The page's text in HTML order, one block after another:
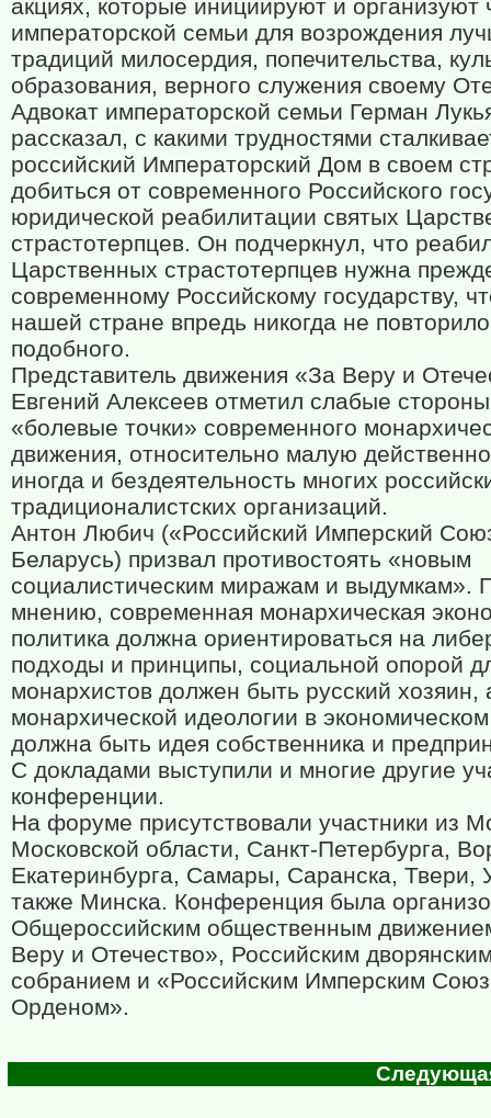
акциях, которые инициируют и организуют
императорской семьи для возрождения
традиций милосердия, попечительства,
образования, верного служения своему
Адвокат императорской семьи Герман
рассказал, с какими трудностями
российский Императорский Дом в своем
добиться от современного Российского
юридической реабилитации святых
страстотерпцев. Он подчеркнул, что
Царственных страстотерпцев нужна
современному Российскому государству,
нашей стране впредь никогда не
подобного.
Представитель движения «За Веру и
Евгений Алексеев отметил слабые
«болевые точки» современного
движения, относительно малую
иногда и бездеятельность многих
традиционалистских организаций.
Антон Любич («Российский Имперский
Беларусь) призвал противостоять «новым
социалистическим миражам и выдумкам».
мнению, современная монархическая
политика должна ориентироваться на
подходы и принципы, социальной опорой
монархистов должен быть русский хозяин,
монархической идеологии в
должна быть идея собственника и
С докладами выступили и многие другие
конференции.
На форуме присутствовали участники из
Московской области, Санкт-Петербурга,
Екатеринбурга, Самары, Саранска, Твери,
также Минска. Конференция была
Общероссийским общественным
Веру и Отечество», Российским
собранием и «Российским Имперским
Орденом».